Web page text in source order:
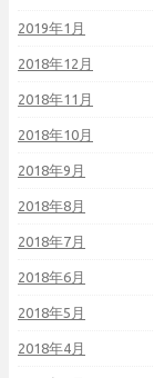
2019年1月
2018年12月
2018年11月
2018年10月
2018年9月
2018年8月
2018年7月
2018年6月
2018年5月
2018年4月